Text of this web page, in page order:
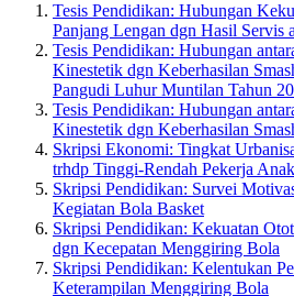
Tesis Pendidikan: Hubungan
Panjang Lengan dgn Hasil Servis
Tesis Pendidikan: Hubungan
Kinestetik dgn Keberhasilan
Pangudi Luhur Muntilan Tahun
Tesis Pendidikan: Hubungan
Kinestetik dgn Keberhasilan
Skripsi Ekonomi: Tingkat
trhdp Tinggi-Rendah Pekerja Anak
Skripsi Pendidikan: Survei
Kegiatan Bola Basket
Skripsi Pendidikan: Kekuatan
dgn Kecepatan Menggiring Bola
Skripsi Pendidikan: Kelentukan
Keterampilan Menggiring Bola